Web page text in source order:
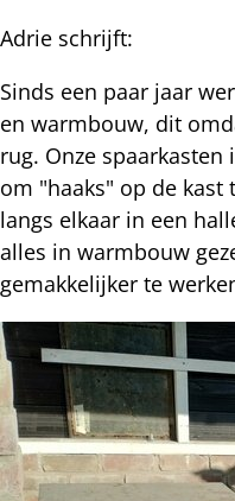
Adrie schrijft:
Sinds een paar jaar
en warmbouw, dit
rug. Onze
om "haaks" op de kast
langs elkaar in een
alles in warmbouw
gemakkelijker te